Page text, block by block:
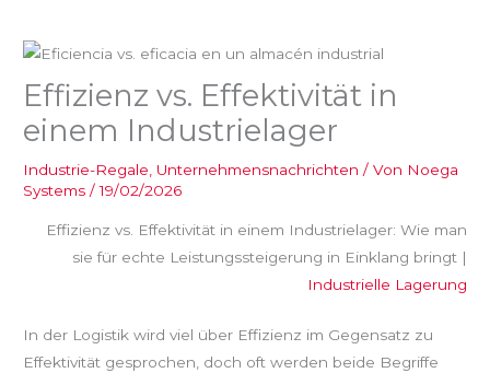
Effizienz vs. Effektivität in
einem Industrielager
Industrie-Regale Unternehmensnachrichten / Von Noega
Systems/19/02/2026
Effizienz vs. Effektivität in einem Industrielager: Wie man
sie für echte Leistungssteigerung in Einklang bringt |
Industrielle Lagerung
In der Logistik wird viel über Effizienz im Gegensatz zu
Effektivität gesprochen, doch oft werden beide Begriffe